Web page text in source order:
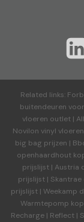
Related links:
buitendeuren
vloeren outlet |
Novilon vinyl vloeren
big bag prijzen |
openhaardhout
prijslijst | Austria
prijslijst | Skantrae
prijslijst| Weekamp
Warmtepomp
Recharge| Reflect|